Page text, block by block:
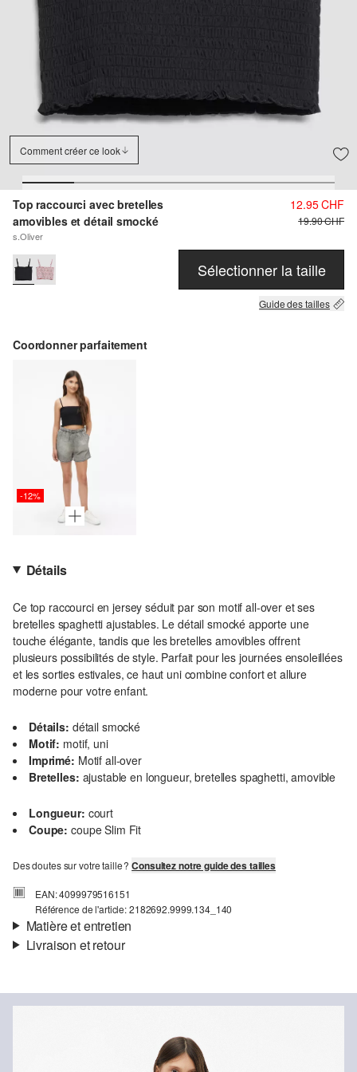
Comment créer ce look
Top raccourci avec bretelles
amovibles et détail smocké
s.Oliver
12.95 CHF
19.90 CHF
Sélectionner la taille
Guide des tailles
Coordonner parfaitement
-12%
Détails
Ce top raccourci en jersey séduit par son motif all-over et ses
bretelles spaghetti ajustables. Le détail smocké apporte une
touche élégante, tandis que les bretelles amovibles offrent
plusieurs possibilités de style. Parfait pour les journées ensoleillées
et les sorties estivales, ce haut uni combine confort et allure
moderne pour votre enfant.
Détails: détail smocké
Motif: motif, uni
Imprimé: Motif all-over
Bretelles: ajustable en longueur, bretelles spaghetti, amovible
Longueur: court
Coupe: coupe Slim Fit
Des doutes sur votre taille ?Consultez notre guide des tailles
EAN: 4099979516151
Référence de l'article: 2182692.9999.134_140
Matière et entretien
Livraison et retour
Ta commande sera expédiée par SwissPost dans un délai de 4 à 5